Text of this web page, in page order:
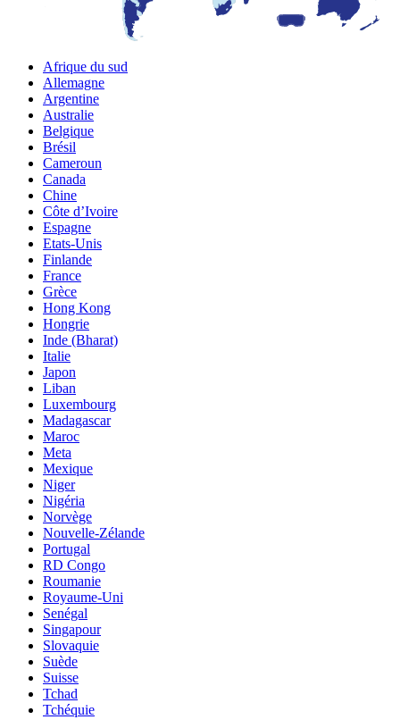
Afrique du sud
Allemagne
Argentine
Australie
Belgique
Brésil
Cameroun
Canada
Chine
Côte d’Ivoire
Espagne
Etats-Unis
Finlande
France
Grèce
Hong Kong
Hongrie
Inde (Bharat)
Italie
Japon
Liban
Luxembourg
Madagascar
Maroc
Meta
Mexique
Niger
Nigéria
Norvège
Nouvelle-Zélande
Portugal
RD Congo
Roumanie
Royaume-Uni
Senégal
Singapour
Slovaquie
Suède
Suisse
Tchad
Tchéquie